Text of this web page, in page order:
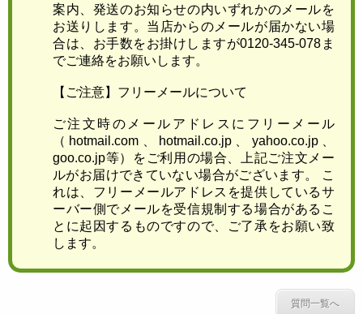
案内、発送のお知らせの内いずれかのメールを
お送りします。当店からのメールが届かない場
合は、お手数をお掛けしますが0120-345-078ま
でご連絡をお願いします。
【ご注意】フリーメールについて
ご注文時のメールアドレスにフリーメール
（hotmail.com、hotmail.co.jp、yahoo.co.jp、
goo.co.jp等）をご利用の場合、上記ご注文メー
ルがお届けできていない場合がございます。 こ
れは、フリーメールアドレスを提供しているサ
ーバー側でメールを受信規制する場合があるこ
とに起因するものですので、ご了承をお願い致
します。
質問一覧へ